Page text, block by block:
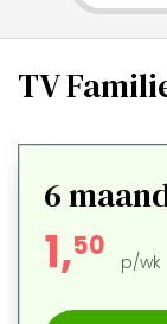
TV
6
1,50 p/wk